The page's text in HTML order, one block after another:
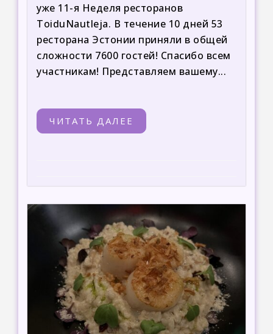
уже 11-я Неделя ресторанов
ToiduNautleja. В течение 10 дней 53
ресторана Эстонии приняли в общей
сложности 7600 гостей! Спасибо всем
участникам! Представляем вашему...
ЧИТАТЬ ДАЛЕЕ